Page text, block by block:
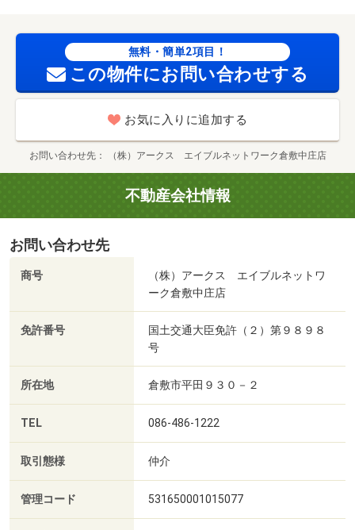
無料・簡単2項目！
この物件にお問い合わせする
お気に入りに追加する
お問い合わせ先 （株）アークス エイブルネットワーク倉敷中庄店
不動産会社情報
お問い合わせ先
商号
（株）アークス エイブルネットワ
ーク倉敷中庄店
免許番号
国土交通大臣免許（２）第９８９８
号
所在地 倉敷市平田９３０－２
TEL 086-486-1222
取引態様 仲介
管理コード 531650001015077